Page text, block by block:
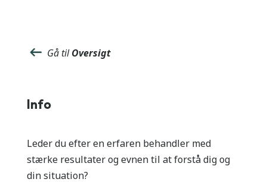
Gå tilOversigt
Info
Leder du efter en erfaren behandler med
stærke resultater og evnen til at forstå dig og
din situation?